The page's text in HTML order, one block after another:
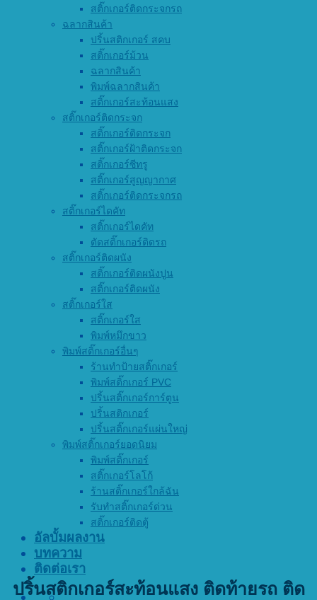
สติ๊กเกอร์ติดกระจกรถ
ฉลากสินค้า
ปริ้นสติกเกอร์ สคบ
สติ๊กเกอร์ม้วน
ฉลากสินค้า
พิมพ์ฉลากสินค้า
สติ๊กเกอร์สะท้อนแสง
สติ๊กเกอร์ติดกระจก
สติ๊กเกอร์ติดกระจก
สติ๊กเกอร์ฝ้าติดกระจก
สติ๊กเกอร์ซีทรู
สติ๊กเกอร์สูญญากาศ
สติ๊กเกอร์ติดกระจกรถ
สติ๊กเกอร์ไดคัท
สติ๊กเกอร์ไดคัท
ตัดสติ๊กเกอร์ติดรถ
สติ๊กเกอร์ติดผนัง
สติ๊กเกอร์ติดผนังปูน
สติ๊กเกอร์ติดผนัง
สติ๊กเกอร์ใส
สติ๊กเกอร์ใส
พิมพ์หมึกขาว
พิมพ์สติ๊กเกอร์อื่นๆ
ร้านทำป้ายสติ๊กเกอร์
พิมพ์สติ๊กเกอร์ PVC
ปริ้นสติ๊กเกอร์การ์ตูน
ปริ้นสติกเกอร์
ปริ้นสติ๊กเกอร์แผ่นใหญ่
พิมพ์สติ๊กเกอร์ยอดนิยม
พิมพ์สติ๊กเกอร์
สติ๊กเกอร์โลโก้
ร้านสติ๊กเกอร์ใกล้ฉัน
รับทำสติ๊กเกอร์ด่วน
สติ๊กเกอร์ติดตู้
อัลบั้มผลงาน
บทความ
ติดต่อเรา
ปริ้นสติกเกอร์สะท้อนแสง ติดท้ายรถ ติด